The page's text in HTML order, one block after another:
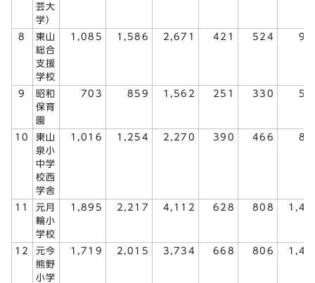
芸大
学）
8
東山
総合
支援
学校
1,085 1,586 2,671 421 524
9
昭和
保育
園
703 859 1,562 251 330
10
東山
泉小
中学
校西
学舎
1,016 1,254 2,270 390 466
11
元月
輪小
学校
1,895 2,217 4,112 628 808
12
元今
熊野
小学
1,719 2,015 3,734 668 806